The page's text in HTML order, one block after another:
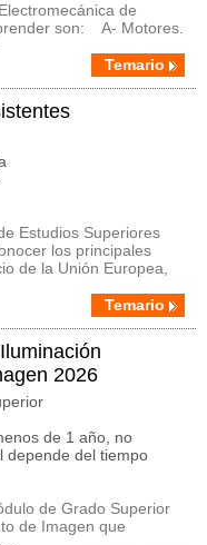
de
son: A- Motores.
Temario
Estudios Superiores
los principales
de la Unión Europea,
Temario
2026
de 1 año, no
depende del tiempo
de Grado Superior
de Imagen que